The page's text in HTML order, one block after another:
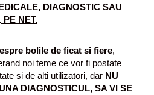
DIAGNOSTIC SAU
PE NET.
bolile de ficat si fiere,
noi teme ce vor fi postate
si de alti utilizatori, dar NU
DIAGNOSTICUL, SA VI SE